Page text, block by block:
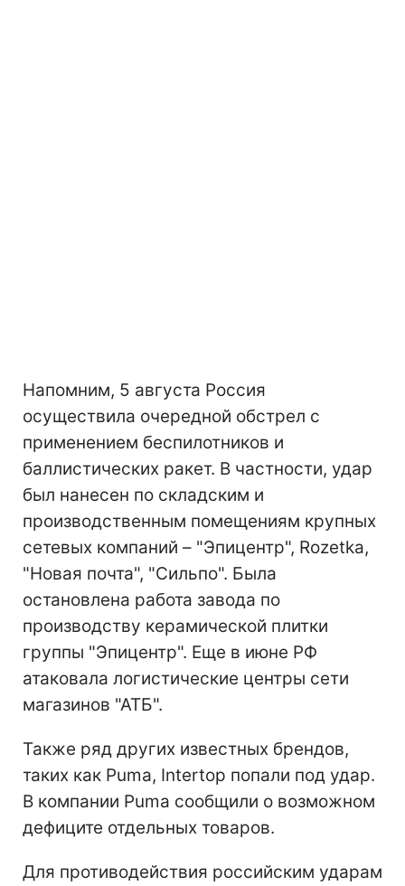
Напомним, 5 августа Россия
осуществила очередной обстрел с
применением беспилотников и
баллистических ракет. В частности, удар
был нанесен по складским и
производственным помещениям крупных
сетевых компаний – "Эпицентр", Rozetka,
"Новая почта", "Сильпо". Была
остановлена работа завода по
производству керамической плитки
группы "Эпицентр". Еще в июне РФ
атаковала логистические центры сети
магазинов "АТБ".
Также ряд других известных брендов,
таких как Puma, Intertop попали под удар.
В компании Puma сообщили о возможном
дефиците отдельных товаров.
Для противодействия российским ударам